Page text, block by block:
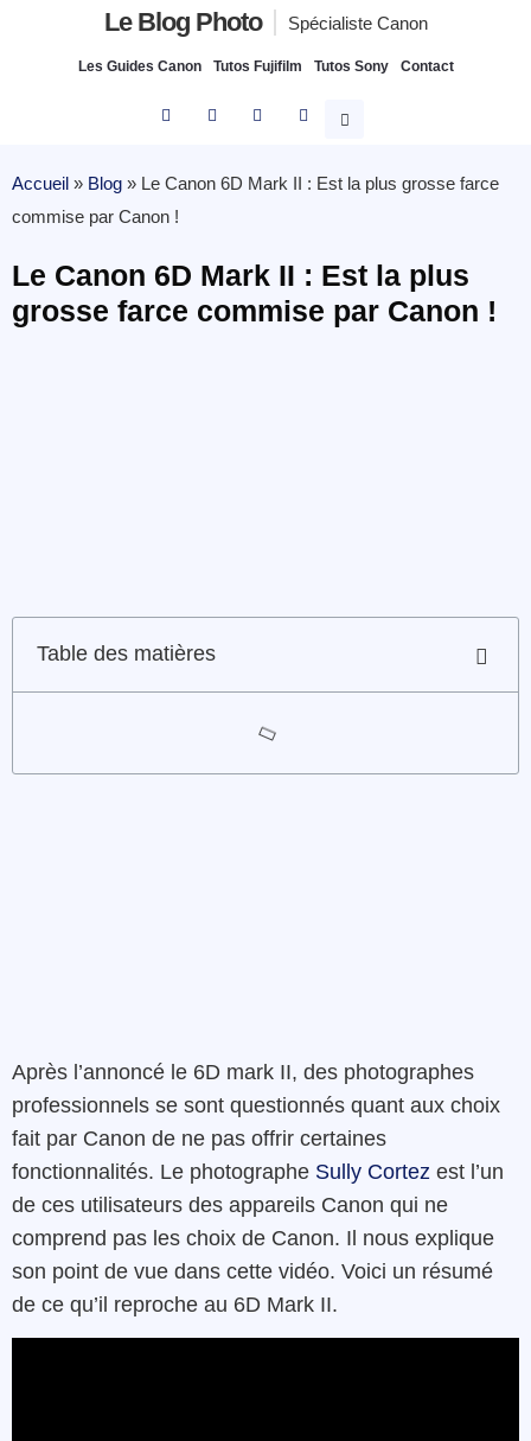
Le Blog Photo Spécialiste Canon
Les Guides Canon Tutos Fujifilm Tutos Sony Contact
Accueil » Blog » Le Canon 6D Mark II : Est la plus grosse farce
commise par Canon !
Le Canon 6D Mark II : Est la plus
grosse farce commise par Canon !
Table des matières
Après l’annoncé le 6D mark II, des photographes
professionnels se sont questionnés quant aux choix
fait par Canon de ne pas offrir certaines
fonctionnalités. Le photographe Sully Cortez est l’un
de ces utilisateurs des appareils Canon qui ne
comprend pas les choix de Canon. Il nous explique
son point de vue dans cette vidéo. Voici un résumé
de ce qu’il reproche au 6D Mark II.